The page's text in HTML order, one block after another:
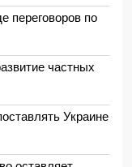
переговоров по
частных
Украине